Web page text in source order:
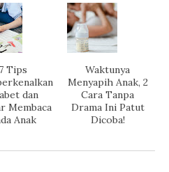
7 Tips
dan
Membaca
Anak
Waktunya
Menyapih Anak, 2
Cara Tanpa
Drama Ini Patut
Dicoba!